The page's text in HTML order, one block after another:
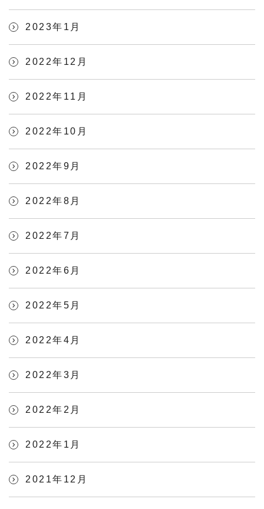
2023年1月
2022年12月
2022年11月
2022年10月
2022年9月
2022年8月
2022年7月
2022年6月
2022年5月
2022年4月
2022年3月
2022年2月
2022年1月
2021年12月